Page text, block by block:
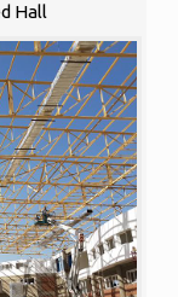
Hall